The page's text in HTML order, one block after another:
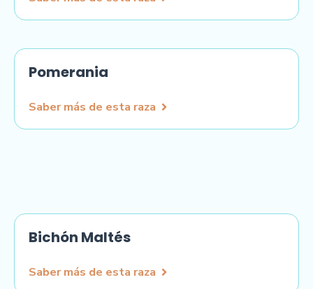
Pomerania
Saber más de esta raza
Bichón Maltés
Saber más de esta raza